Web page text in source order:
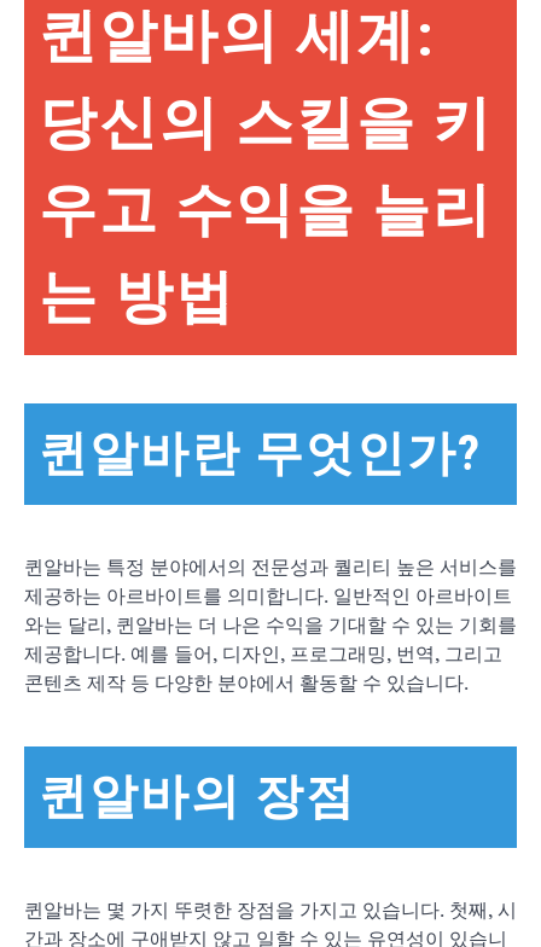
퀸알바의 세계:
당신의 스킬을 키
우고 수익을 늘리
는 방법
퀸알바란 무엇인가?
퀸알바는 특정 분야에서의 전문성과 퀄리티 높은 서비스를
제공하는 아르바이트를 의미합니다. 일반적인 아르바이트
와는 달리, 퀸알바는 더 나은 수익을 기대할 수 있는 기회를
제공합니다. 예를 들어, 디자인, 프로그래밍, 번역, 그리고
콘텐츠 제작 등 다양한 분야에서 활동할 수 있습니다.
퀸알바의 장점
퀸알바는 몇 가지 뚜렷한 장점을 가지고 있습니다. 첫째, 시
간과 장소에 구애받지 않고 일할 수 있는 유연성이 있습니